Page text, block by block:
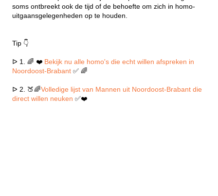
soms ontbreekt ook de tijd of de behoefte om zich in homo-
uitgaansgelegenheden op te houden.
Tip 👇
ᐅ 1. 🌈 ❤️ Bekijk nu alle homo's die echt willen afspreken in
Noordoost-Brabant ✅ 🌈
ᐅ 2. 🍑🌈Volledige lijst van Mannen uit Noordoost-Brabant die
direct willen neuken ✅❤️